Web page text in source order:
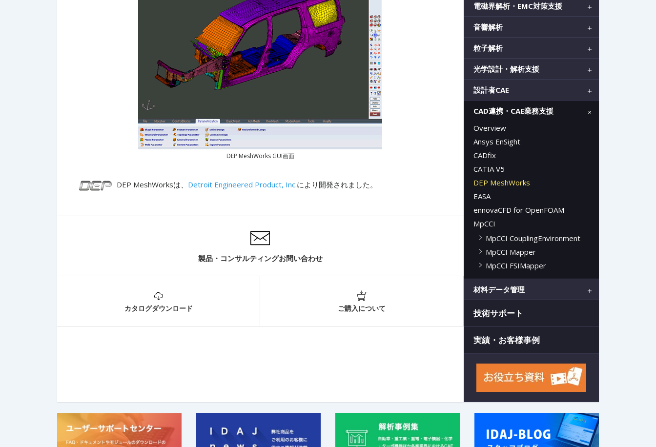
DEP MeshWorks GUI画面
DEP MeshWorksは、 Detroit Engineered Product, Inc.により開発されました。
製品・コンサルティングお問い合わせ
カタログダウンロード ご購入について
電磁界解析・EMC対策支援
音響解析
粒子解析
光学設計・解析支援
設計者CAE
CAD連携・CAE業務支援
Overview
Ansys EnSight
CADfix
CATIA V5
DEP MeshWorks
EASA
ennovaCFD for OpenFOAM
MpCCI
MpCCI CouplingEnvironment
MpCCI Mapper
MpCCI FSIMapper
材料データ管理
技術サポート
実績・お客様事例